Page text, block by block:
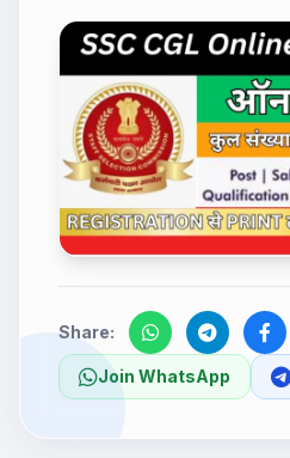
Share:
Join WhatsApp